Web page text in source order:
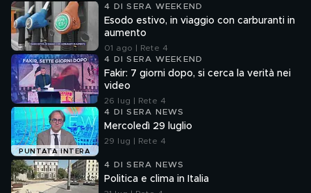
4 DI SERA WEEKEND
Esodo estivo, in viaggio con carburanti in
aumento
01 ago | Rete 4
4 DI SERA WEEKEND
Fakir: 7 giorni dopo, si cerca la verità nei
video
26 lug | Rete 4
PUNTATA INTERA
4 DI SERA NEWS
Mercoledì 29 luglio
29 lug | Rete 4
4 DI SERA NEWS
Politica e clima in Italia